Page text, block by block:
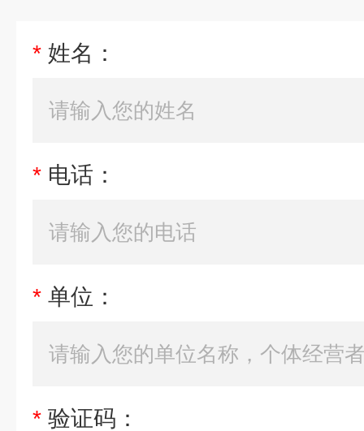
* 姓名：
* 电话：
* 单位：
* 验证码：